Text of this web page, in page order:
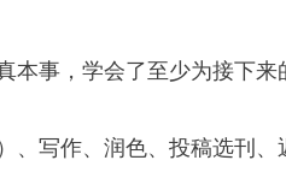
本事，学会了至少为接下
、写作、润色、投稿选刊